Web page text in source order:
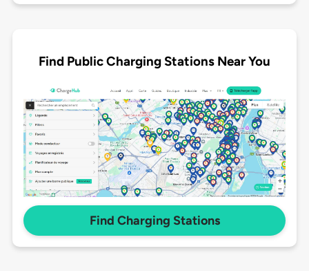
Find Public Charging Stations Near You
Find Charging Stations